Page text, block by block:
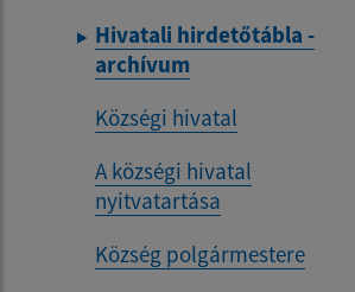
Hivatali hirdetőtábla -
archívum
Községi hivatal
A községi hivatal
nyitvatartása
Község polgármestere